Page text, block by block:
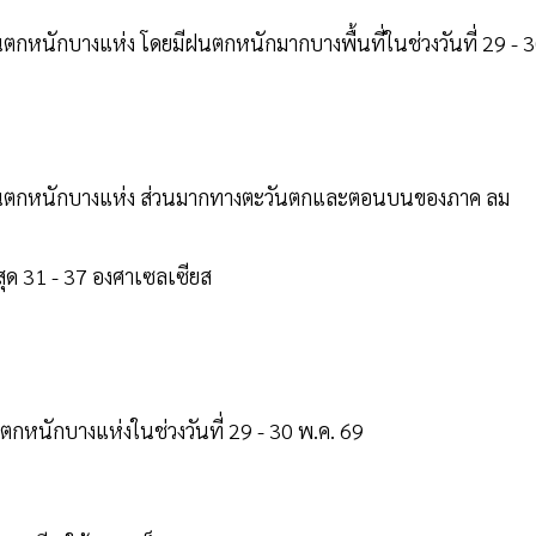
กหนักบางแห่ง โดยมีฝนตกหนักมากบางพื้นที่ในช่วงวันที่ 29 -
หนักบางแห่ง ส่วนมากทางตะวันตกและตอนบนของภาค ลม
31 - 37 องศาเซลเซียส
หนักบางแห่งในช่วงวันที่ 29 - 30 พ.ค. 69